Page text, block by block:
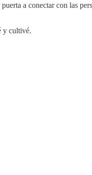
a conectar con las
y cultivé.